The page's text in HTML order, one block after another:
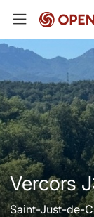
Vercors
Saint-Just-de-